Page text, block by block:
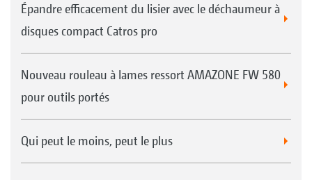
Épandre efficacement du lisier avec le déchaumeur à
disques compact Catros pro
Nouveau rouleau à lames ressort AMAZONE FW 580
pour outils portés
Qui peut le moins, peut le plus